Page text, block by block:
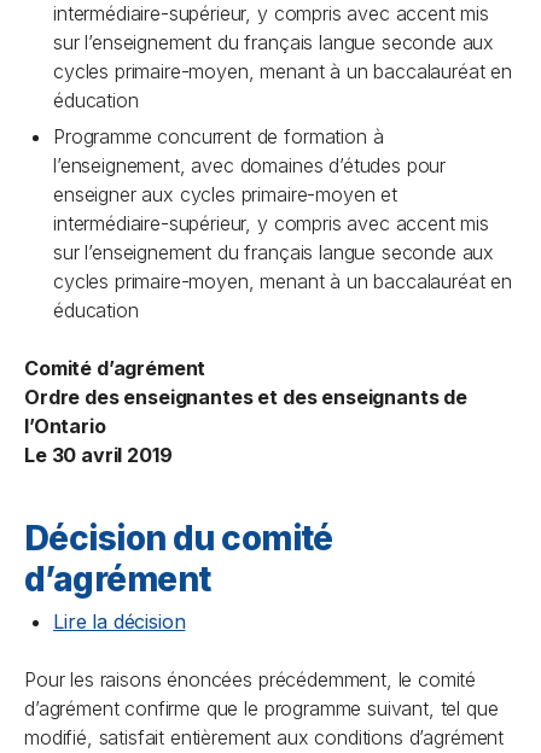
intermédiaire-supérieur, y compris avec accent mis
sur l’enseignement du français langue seconde aux
cycles primaire-moyen, menant à un baccalauréat en
éducation
Programme concurrent de formation à
l’enseignement, avec domaines d’études pour
enseigner aux cycles primaire-moyen et
intermédiaire-supérieur, y compris avec accent mis
sur l’enseignement du français langue seconde aux
cycles primaire-moyen, menant à un baccalauréat en
éducation
Comité d’agrément
Ordre des enseignantes et des enseignants de
l’Ontario
Le 30 avril 2019
Décision du comité
d’agrément
Lire la décision
Pour les raisons énoncées précédemment, le comité
d’agrément confirme que le programme suivant, tel que
modifié, satisfait entièrement aux conditions d’agrément